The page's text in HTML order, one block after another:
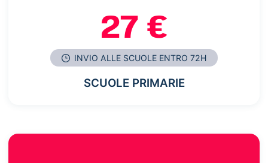
27 €
INVIO ALLE SCUOLE ENTRO 72H
SCUOLE PRIMARIE